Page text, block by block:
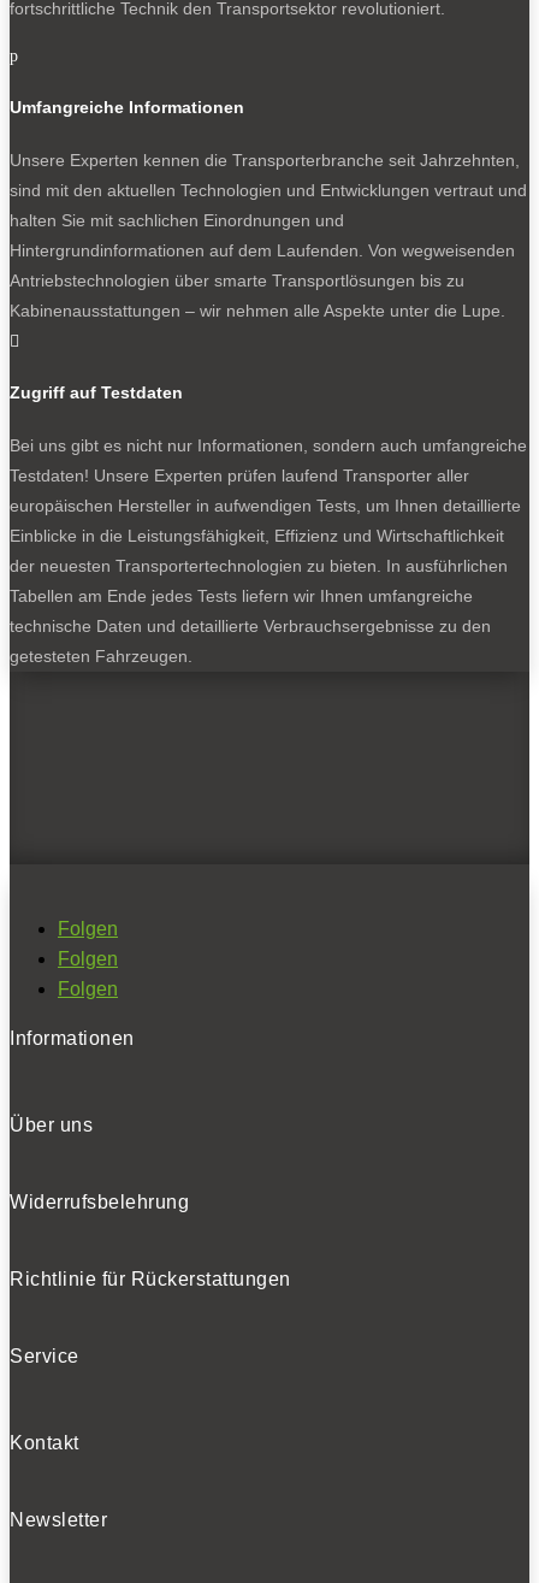
fortschrittliche Technik den Transportsektor revolutioniert.
p
Umfangreiche Informationen
Unsere Experten kennen die Transporterbranche seit Jahrzehnten,
sind mit den aktuellen Technologien und Entwicklungen vertraut und
halten Sie mit sachlichen Einordnungen und
Hintergrundinformationen auf dem Laufenden. Von wegweisenden
Antriebstechnologien über smarte Transportlösungen bis zu
Kabinenausstattungen – wir nehmen alle Aspekte unter die Lupe.

Zugriff auf Testdaten
Bei uns gibt es nicht nur Informationen, sondern auch umfangreiche
Testdaten! Unsere Experten prüfen laufend Transporter aller
europäischen Hersteller in aufwendigen Tests, um Ihnen detaillierte
Einblicke in die Leistungsfähigkeit, Effizienz und Wirtschaftlichkeit
der neuesten Transportertechnologien zu bieten. In ausführlichen
Tabellen am Ende jedes Tests liefern wir Ihnen umfangreiche
technische Daten und detaillierte Verbrauchsergebnisse zu den
getesteten Fahrzeugen.
Folgen
Folgen
Folgen
Informationen
Über uns
Widerrufsbelehrung
Richtlinie für Rückerstattungen
Service
Kontakt
Newsletter